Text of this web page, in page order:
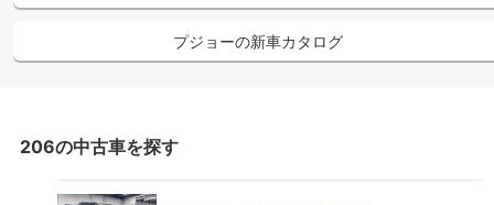
プジョーの新車カタログ
206の中古車を探す